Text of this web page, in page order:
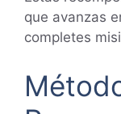
que avanzas
completes